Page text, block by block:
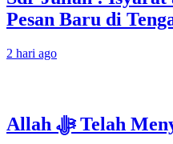
Pesan Baru di
2 hari ago
Allah ﷻ Telah Menyiapkan “Gua